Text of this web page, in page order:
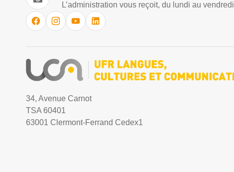
L’administration vous reçoit, du lundi au
34, Avenue Carnot
TSA 60401
63001 Clermont-Ferrand Cedex1